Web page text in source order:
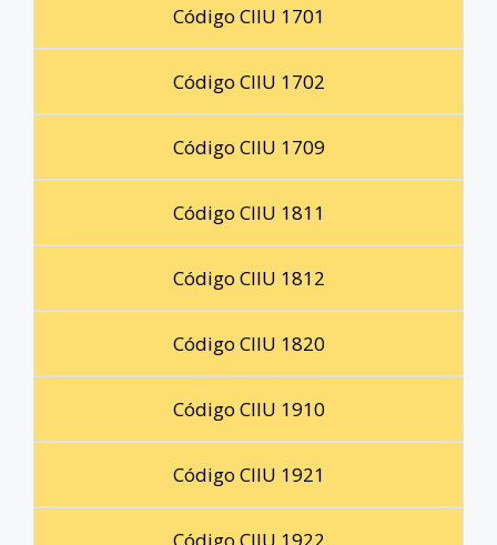
Código CIIU 1701
Código CIIU 1702
Código CIIU 1709
Código CIIU 1811
Código CIIU 1812
Código CIIU 1820
Código CIIU 1910
Código CIIU 1921
Código CIIU 1922